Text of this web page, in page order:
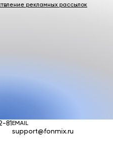
рекламных рассылок
81 EMAIL
support@fonmix.ru